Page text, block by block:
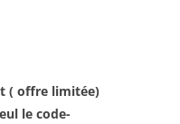
( offre limitée)
le code-